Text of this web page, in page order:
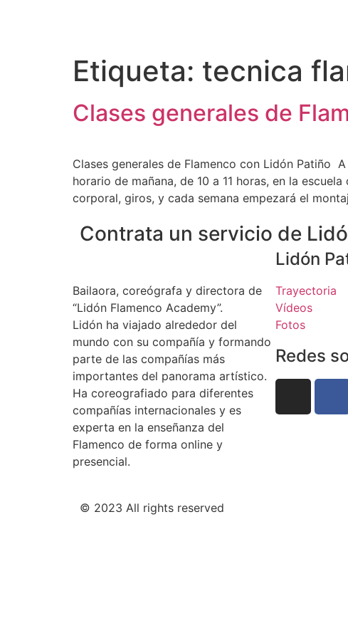
Etiqueta: tecnica
Clases generales de
Clases generales de Flamenco con Lidón Patiño
horario de mañana, de 10 a 11 horas, en la
corporal, giros, y cada semana empezará el
Contrata un servicio de
Bailaora, coreógrafa y directora de
“Lidón Flamenco Academy”.
Lidón ha viajado alrededor del
mundo con su compañía y formando
parte de las compañías más
importantes del panorama artístico.
Ha coreografiado para diferentes
compañías internacionales y es
experta en la enseñanza del
Flamenco de forma online y
presencial.
Lidón
Trayectoria
Vídeos
Fotos
Redes
© 2023 All rights reserved